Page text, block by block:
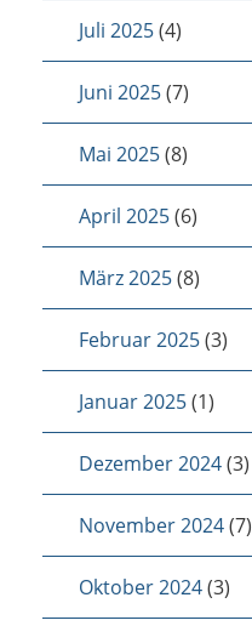
Juli 2025(4)
Juni 2025(7)
Mai 2025(8)
April 2025(6)
März 2025(8)
Februar 2025(3)
Januar 2025(1)
Dezember 2024(3)
November 2024(7)
Oktober 2024(3)